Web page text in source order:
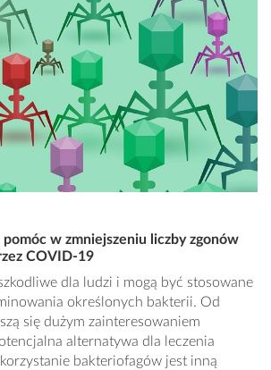
w zmniejszeniu liczby zgonów
COVID-19
dla ludzi i mogą być stosowane
określonych bakterii. Od
się dużym zainteresowaniem
alternatywa dla leczenia
bakteriofagów jest inną